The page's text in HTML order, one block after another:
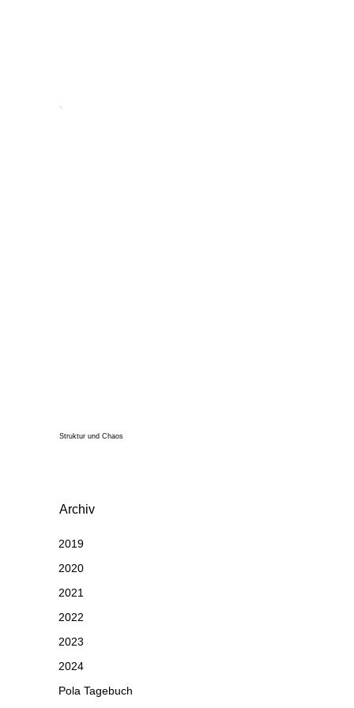
Struktur und Chaos
Archiv
2019
2020
2021
2022
2023
2024
Pola Tagebuch